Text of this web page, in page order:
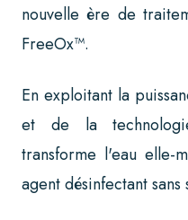
nouvelle ère de
FreeOx™.
En exploitant la
et de la
transforme l'eau elle-
agent désinfectant